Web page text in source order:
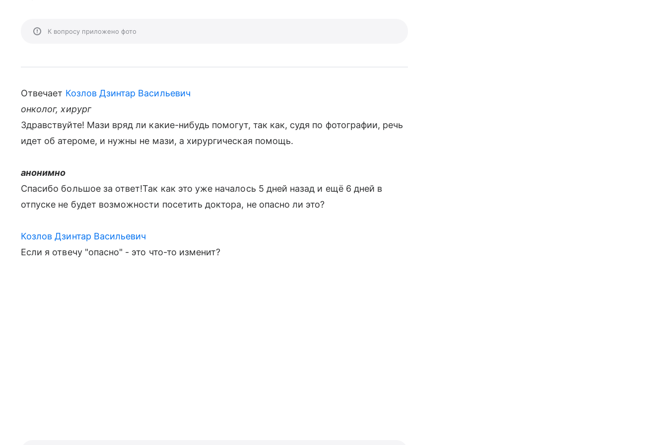
К вопросу приложено фото
Отвечает Козлов Дзинтар Васильевич
онколог, хирург
Здравствуйте! Мази вряд ли какие-нибудь помогут, так как, судя по фотографии, речь
идет об атероме, и нужны не мази, а хирургическая помощь.
анонимно
Спасибо большое за ответ!Так как это уже началось 5 дней назад и ещё 6 дней в
отпуске не будет возможности посетить доктора, не опасно ли это?
Козлов Дзинтар Васильевич
Если я отвечу "опасно" - это что-то изменит?